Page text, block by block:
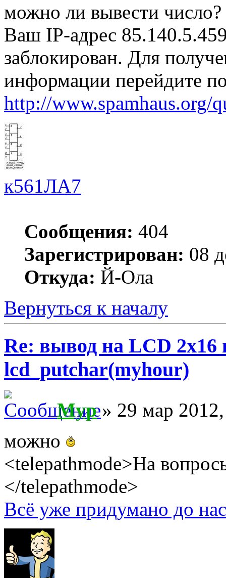
можно ли вывести число?
Ваш IP-адрес
заблокирован. Для
информации перейдите
http://www.spamhaus.org/
к561ЛА7
Сообщения: 404
Зарегистрирован: 08
Откуда: Й-Ола
Вернуться к началу
Re: вывод на LCD 2х16
lcd_putchar(myhour)
Myp» 29 мар
можно
<telepathmode>На
</telepathmode>
Всё уже придумано до